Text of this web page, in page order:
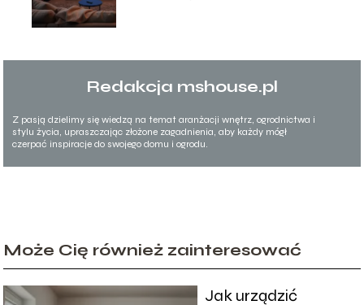
Redakcja mshouse.pl
Z pasją dzielimy się wiedzą na temat aranżacji wnętrz, ogrodnictwa i
stylu życia, upraszczając złożone zagadnienia, aby każdy mógł
czerpać inspiracje do swojego domu i ogrodu.
Może Cię również zainteresować
Jak urządzić